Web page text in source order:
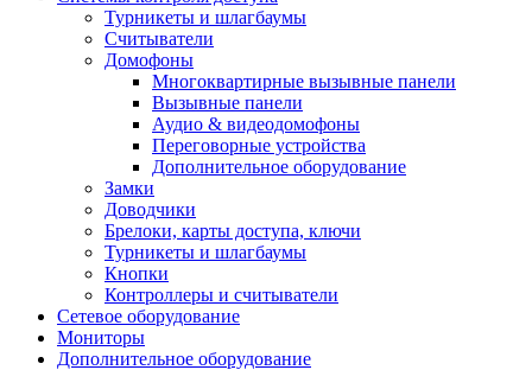
Турникеты и шлагбаумы
Cчитыватели
Домофоны
Многоквартирные вызывные панели
Вызывные панели
Аудио & видеодомофоны
Переговорные устройства
Дополнительное оборудование
Замки
Доводчики
Брелоки, карты доступа, ключи
Турникеты и шлагбаумы
Кнопки
Контроллеры и считыватели
Сетевое оборудование
Мониторы
Дополнительное оборудование